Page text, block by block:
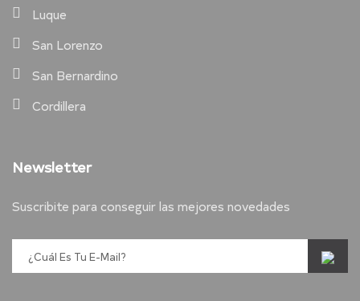
Luque
San Lorenzo
San Bernardino
Cordillera
Newsletter
Suscribite para conseguir las mejores novedades